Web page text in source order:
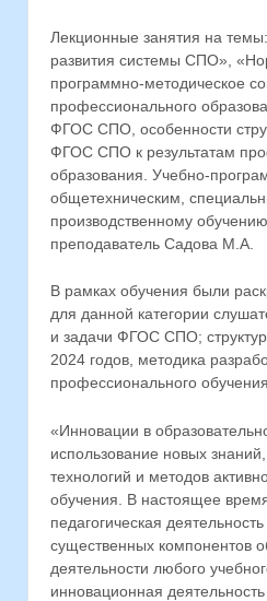
Лекционные занятия на
развития системы СПО»,
программно-методическое
профессионального
ФГОС СПО, особенности
ФГОС СПО к результатам
образования. Учебно-
общетехническим,
производственному
преподаватель Садова М.А.
В рамках обучения были
для данной категории
и задачи ФГОС СПО;
2024 годов, методика
профессионального
«Инновации в
использование новых
технологий и методов
обучения. В настоящее
педагогическая
существенных компонентов
деятельности любого
инновационная